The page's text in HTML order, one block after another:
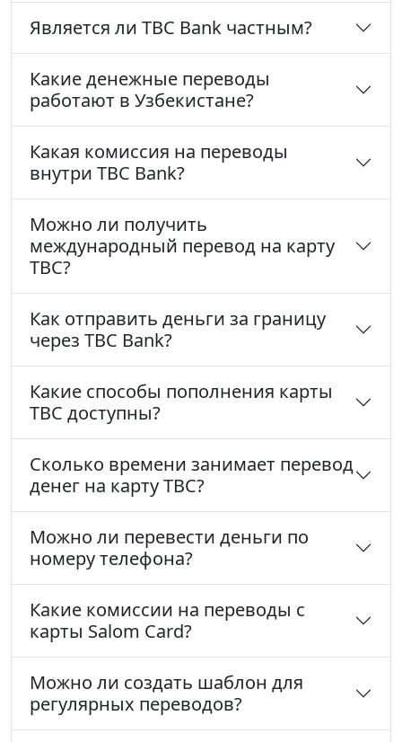
Является ли TBC Bank частным?
Какие денежные переводы
работают в Узбекистане?
Какая комиссия на переводы
внутри TBC Bank?
Можно ли получить
международный перевод на карту
TBC?
Как отправить деньги за границу
через TBC Bank?
Какие способы пополнения карты
TBC доступны?
Сколько времени занимает перевод
денег на карту TBC?
Можно ли перевести деньги по
номеру телефона?
Какие комиссии на переводы с
карты Salom Card?
Можно ли создать шаблон для
регулярных переводов?